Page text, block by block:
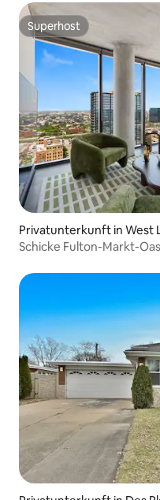
Superhost
Superhost
Privatunterkunft in West
Schicke Fulton-Markt-